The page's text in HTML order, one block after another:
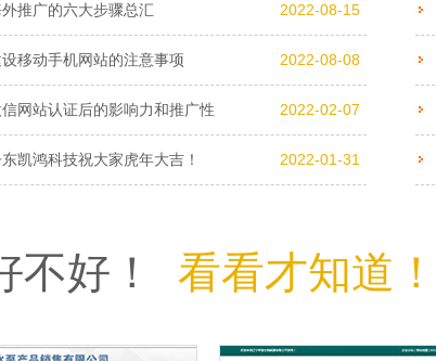
推广的六大步骤总汇 2022-08-15
移动手机网站的注意事项 2022-08-08
网站认证后的影响力和推广性 2022-02-07
凯鸿科技祝大家虎年大吉！ 2022-01-31
不好！ 看看才知道！